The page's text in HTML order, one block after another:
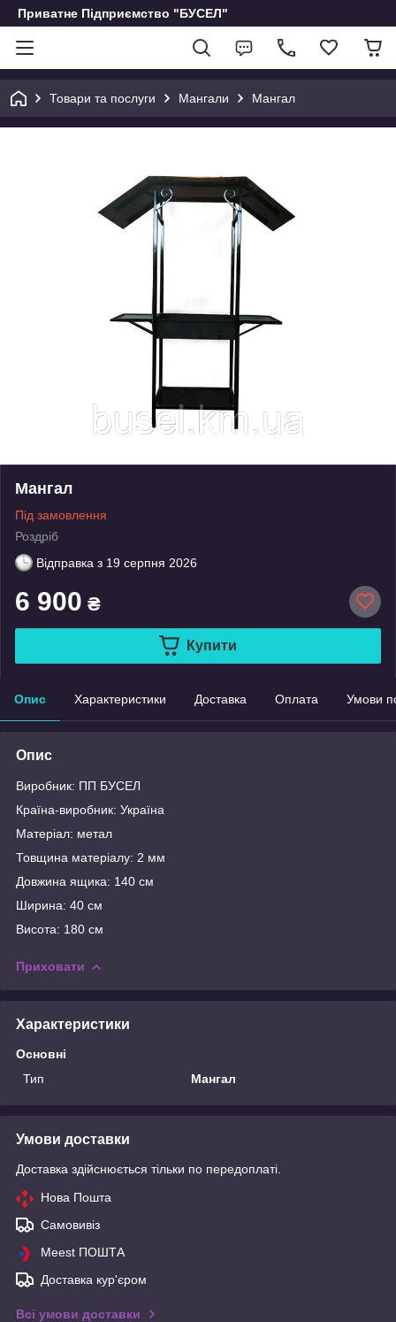
Приватне Підприємство "БУСЕЛ"
Товари та послуги Мангали Мангал
Мангал
Під замовлення
Роздріб
Відправка з 19 серпня 2026
6 900 ₴
Купити
Опис Характеристики Доставка Оплата Умови
Опис
Виробник: ПП БУСЕЛ
Країна-виробник: Україна
Матеріал: метал
Товщина матеріалу: 2 мм
Довжина ящика: 140 см
Ширина: 40 см
Висота: 180 см
Приховати
Характеристики
Основні
Тип
Мангал
Умови доставки
Доставка здійснюється тільки по передоплаті.
Нова Пошта
Самовивіз
Meest ПОШТА
Доставка кур'єром
Всі умови доставки